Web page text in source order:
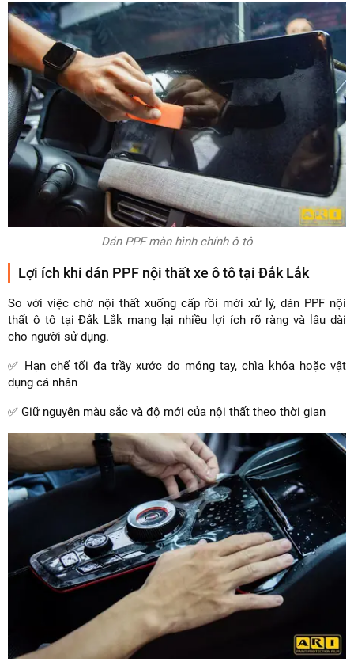
Dán PPF màn hình chính ô tô
Lợi ích khi dán PPF nội thất xe ô tô tại Đắk Lắk
So với việc chờ nội thất xuống cấp rồi mới xử lý, dán PPF nội
thất ô tô tại Đắk Lắk mang lại nhiều lợi ích rõ ràng và lâu dài
cho người sử dụng.
✅ Hạn chế tối đa trầy xước do móng tay, chìa khóa hoặc vật
dụng cá nhân
✅ Giữ nguyên màu sắc và độ mới của nội thất theo thời gian